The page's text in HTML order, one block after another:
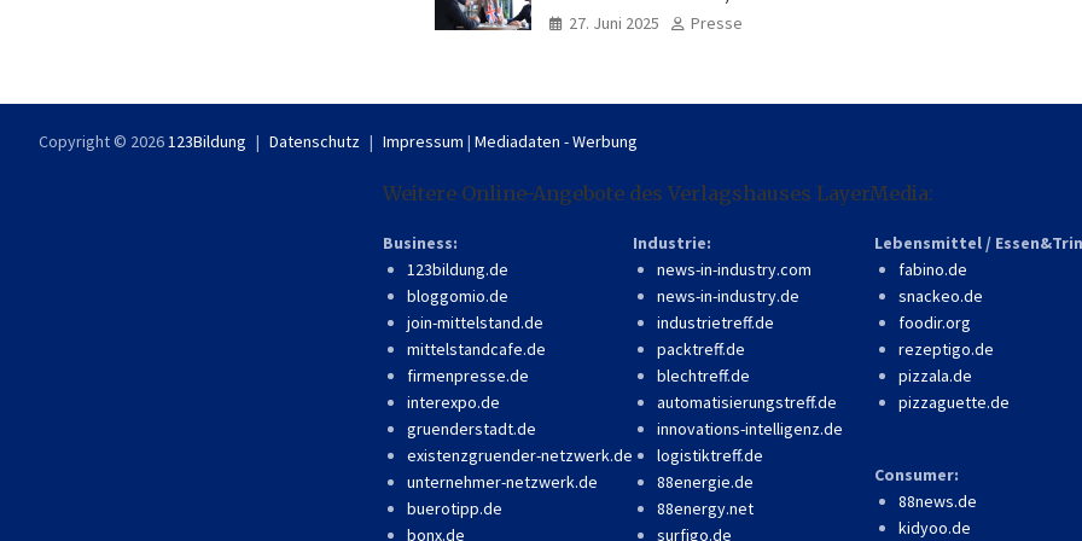
professionell, online
zugänglich
27. Juni 2025 Presse
Copyright © 2026123Bildung Datenschutz Impressum | Mediadaten - Werbung
Weitere Online-Angebote des Verlagshauses LayerMedia:
Business:
123bildung.de
bloggomio.de
join-mittelstand.de
mittelstandcafe.de
firmenpresse.de
interexpo.de
gruenderstadt.de
existenzgruender-netzwerk.de
unternehmer-netzwerk.de
buerotipp.de
bonx.de
Industrie:
news-in-industry.com
news-in-industry.de
industrietreff.de
packtreff.de
blechtreff.de
automatisierungstreff.de
innovations-intelligenz.de
logistiktreff.de
88energie.de
88energy.net
surfigo.de
Lebensmittel /
fabino.de
snackeo.de
foodir.org
rezeptigo.de
pizzala.de
pizzaguette.de
Consumer:
88news.de
kidyoo.de